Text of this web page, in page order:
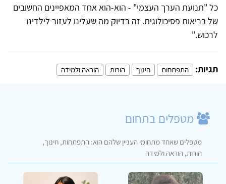
כל "תנועת הערך העצמי" - הוא-הוא אחד המאפיינים החשובים
של בריאות פסיכולוגית. זה בדיוק מה שעלינו לעזור לילדינו
לרכוש.
"
תגיות: התפתחות חינוך הורות הוראה ולמידה
מטפלים בתחום
מטפלים שאחד מתחומי העניין שלהם הוא: התפתחות, חינוך,
הורות, הוראה ולמידה